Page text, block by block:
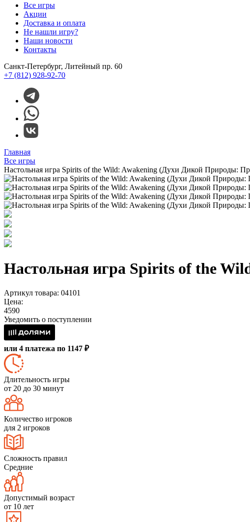
Все игры
Акции
Доставка и оплата
Не нашли игру?
Наши новости
Контакты
Санкт-Петербург, Литейный пр. 60
+7 (812) 928-92-70
Главная
Все игры
Настольная игра Spirits of the Wild: Awakening (Духи Дикой Природы:
Настольная игра Spirits of the
Артикул товара: 04101
Цена:
4590
Уведомить о поступлении
или 4 платежа по 1147 ₽
Длительность игры
от 20 до 30 минут
Количество игроков
для 2 игроков
Сложность правил
Средние
Допустимый возраст
от 10 лет